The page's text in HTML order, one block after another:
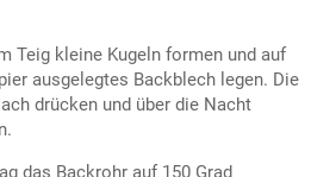
Teig kleine Kugeln formen und auf
ausgelegtes Backblech legen. Die
drücken und über die Nacht
das Backrohr auf 150 Grad